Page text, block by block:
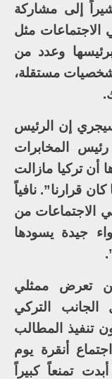
إلى مشاركة
الاجتماعات مثل
وعدد من
مستقلة،
إن الرئيس
المخابرات
أن تركيا مازالت
قرارنا”. نافياً
الاجتماعات من
جيدة يسودها
تعرض ممثلي
التركي
تنفيذ المطالب
أنقرة يوم
تمنعاً كبيراً